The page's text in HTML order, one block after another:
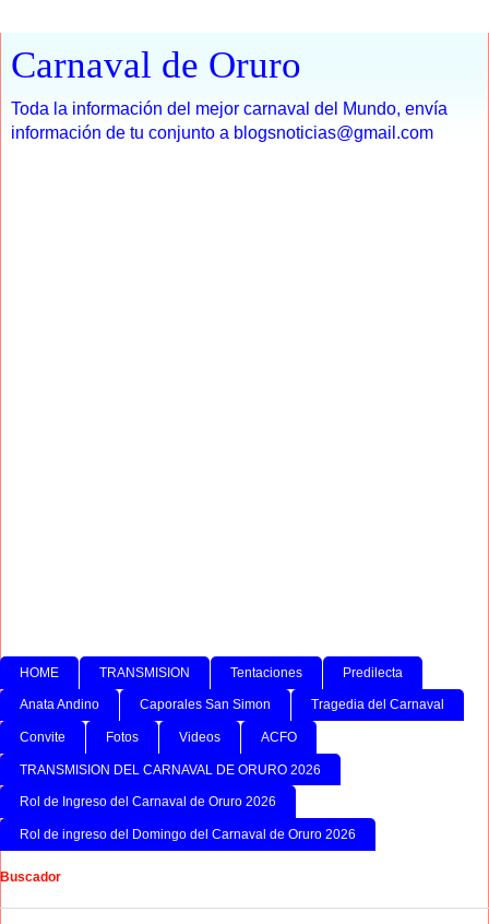
Carnaval de Oruro
Toda la información del mejor carnaval del Mundo, envía
información de tu conjunto a blogsnoticias@gmail.com
HOME TRANSMISION Tentaciones Predilecta
Anata Andino Caporales San Simon Tragedia del Carnaval
Convite Fotos Videos ACFO
TRANSMISION DEL CARNAVAL DE ORURO 2026
Rol de Ingreso del Carnaval de Oruro 2026
Rol de ingreso del Domingo del Carnaval de Oruro 2026
Buscador